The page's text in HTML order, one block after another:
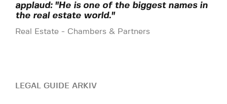
applaud: "He is one of the biggest names in
the real estate world."
Real Estate - Chambers & Partners
LEGAL GUIDE ARKIV